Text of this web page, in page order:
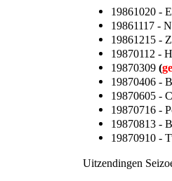
19861020 -
19861117 -
19861215 -
19870112 -
19870309 (
19870406 -
19870605 -
19870716 -
19870813 -
19870910 -
Uitzendingen